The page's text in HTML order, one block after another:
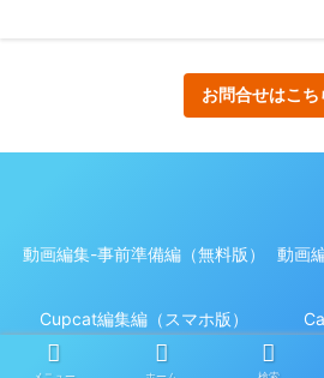
お問合せはこち
動画編集-事前準備編（無料版）
動画
Cupcat編集編（スマホ版）
© 2023 Motion Maker 無料ガイ